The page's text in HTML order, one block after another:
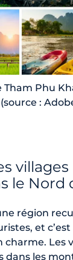
Phu
:
villages
le Nord
région
et
Les
dans les